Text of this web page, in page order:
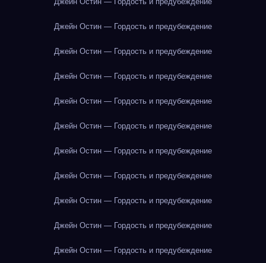
Джейн Остин — Гордость и предубеждение
Джейн Остин — Гордость и предубеждение
Джейн Остин — Гордость и предубеждение
Джейн Остин — Гордость и предубеждение
Джейн Остин — Гордость и предубеждение
Джейн Остин — Гордость и предубеждение
Джейн Остин — Гордость и предубеждение
Джейн Остин — Гордость и предубеждение
Джейн Остин — Гордость и предубеждение
Джейн Остин — Гордость и предубеждение